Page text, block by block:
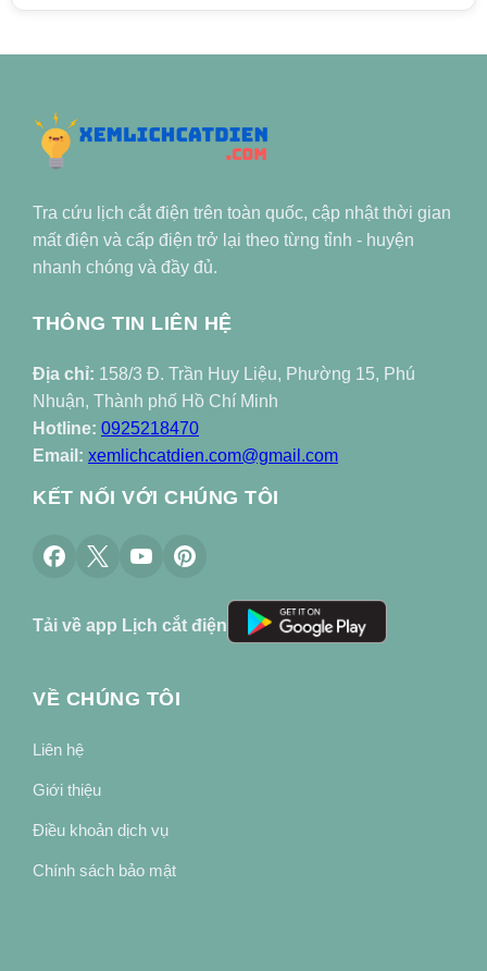
Tra cứu lịch cắt điện trên toàn quốc, cập nhật thời gian
mất điện và cấp điện trở lại theo từng tỉnh - huyện
nhanh chóng và đầy đủ.
THÔNG TIN LIÊN HỆ
Địa chỉ: 158/3 Đ. Trần Huy Liệu, Phường 15, Phú
Nhuận, Thành phố Hồ Chí Minh
Hotline: 0925218470
Email: xemlichcatdien.com@gmail.com
KẾT NỐI VỚI CHÚNG TÔI
Tải về app Lịch cắt điện
VỀ CHÚNG TÔI
Liên hệ
Giới thiệu
Điều khoản dịch vụ
Chính sách bảo mật